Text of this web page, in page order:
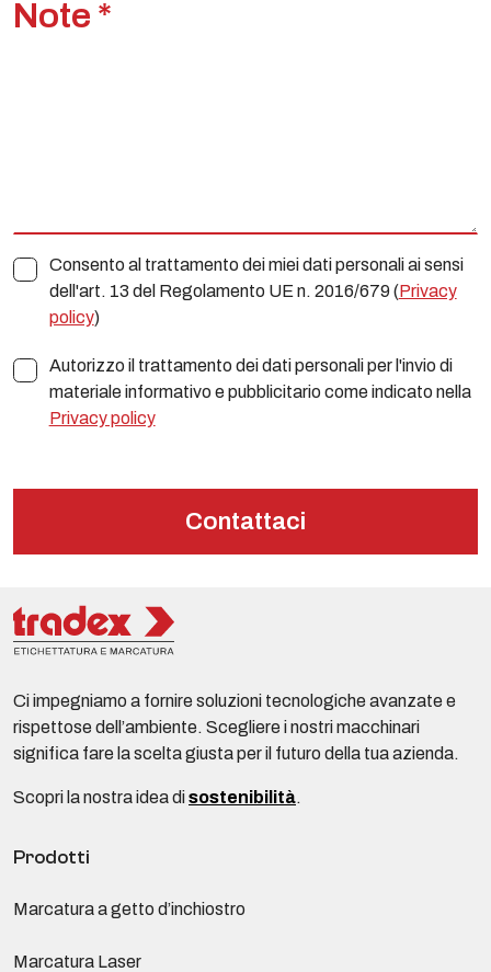
Note *
Consento al trattamento dei miei dati personali ai sensi
dell'art. 13 del Regolamento UE n. 2016/679 (Privacy
policy)
Autorizzo il trattamento dei dati personali per l'invio di
materiale informativo e pubblicitario come indicato nella
Privacy policy
Contattaci
Ci impegniamo a fornire soluzioni tecnologiche avanzate e
rispettose dell’ambiente. Scegliere i nostri macchinari
significa fare la scelta giusta per il futuro della tua azienda.
Scopri la nostra idea disostenibilità.
Prodotti
Marcatura a getto d’inchiostro
Marcatura Laser